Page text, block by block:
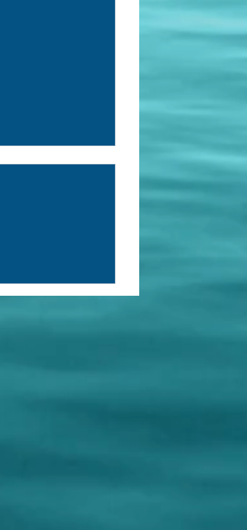
(153) /Registro de